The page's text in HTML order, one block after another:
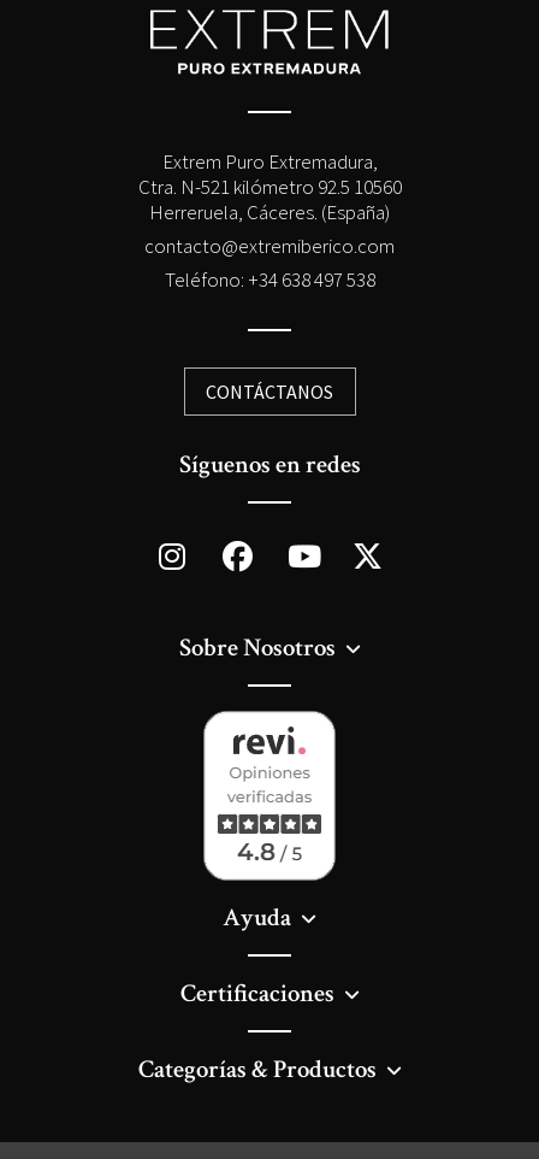
Extrem Puro Extremadura,
Ctra. N-521 kilómetro 92.5 10560
Herreruela, Cáceres. (España)
contacto@extremiberico.com
Teléfono: +34 638 497 538
CONTÁCTANOS
Síguenos en redes
Sobre Nosotros
Ayuda
Certificaciones
Categorías & Productos